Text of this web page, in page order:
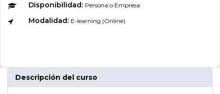
Disponibilidad: Persona o Empresa
Modalidad: E-learning (Online)
Descripción del curso